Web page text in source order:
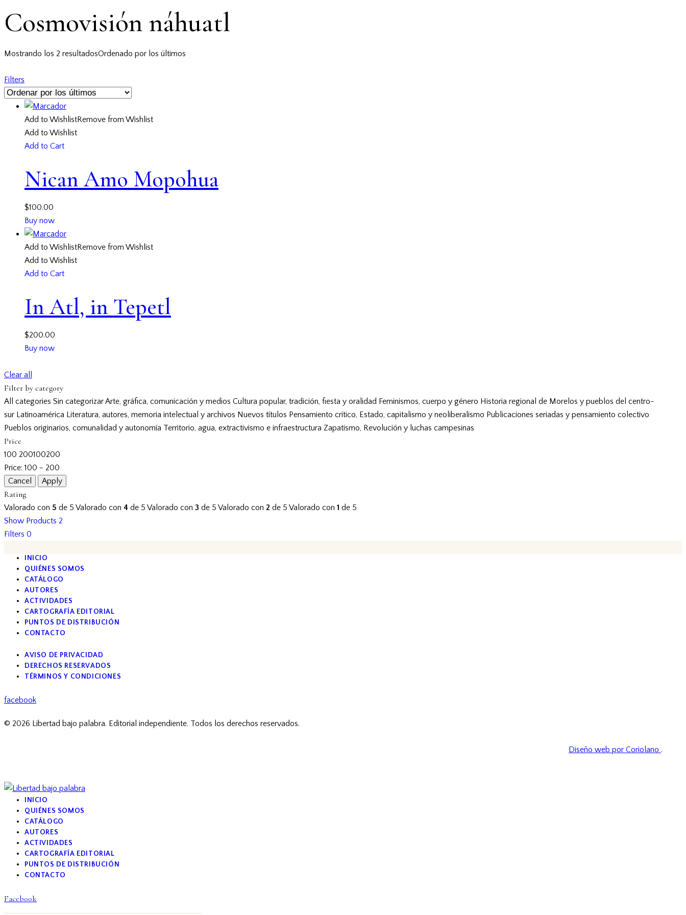
Cosmovisión náhuatl
Mostrando los 2 resultadosOrdenado por los últimos
Filters
Add to WishlistRemove from Wishlist
Add to Wishlist
Add to Cart
Nican Amo Mopohua
$100.00
Buy now
Add to WishlistRemove from Wishlist
Add to Wishlist
Add to Cart
In Atl, in Tepetl
$200.00
Buy now
Clear all
Filter by category
All categories Sin categorizarArte, gráfica, comunicación y medios Cultura popular, tradición, fiesta y oralidad Feminismos, cuerpo y género Historia regional de Morelos y pueblos del centro-
sur Latinoamérica Literatura, autores, memoria intelectual y archivos Nuevos títulos Pensamiento crítico, Estado, capitalismo y neoliberalismo Publicaciones seriadas y pensamiento colectivo
Pueblos originarios, comunalidad y autonomía Territorio, agua, extractivismo e infraestructura Zapatismo, Revolución y luchas campesinas
Price
100 200100200
Price: 100 - 200
Rating
Valorado con 5 de 5 Valorado con 4 de 5 Valorado con 3 de 5 Valorado con 2 de 5 Valorado con 1 de 5
Show Products 2
Filters 0
INICIO
QUIÉNES SOMOS
CATÁLOGO
AUTORES
ACTIVIDADES
CARTOGRAFÍA EDITORIAL
PUNTOS DE DISTRIBUCIÓN
CONTACTO
AVISO DE PRIVACIDAD
DERECHOS RESERVADOS
TÉRMINOS Y CONDICIONES
facebook
© 2026 Libertad bajo palabra. Editorial independiente. Todos los derechos reservados.
Diseño web por Coriolano .
INICIO
QUIÉNES SOMOS
CATÁLOGO
AUTORES
ACTIVIDADES
CARTOGRAFÍA EDITORIAL
PUNTOS DE DISTRIBUCIÓN
CONTACTO
Facebook